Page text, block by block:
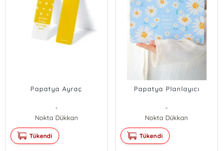
Papatya Ayraç
-
Nokta Dükkan
Tükendi
Papatya Planlayıcı
-
Nokta Dükkan
Tükendi